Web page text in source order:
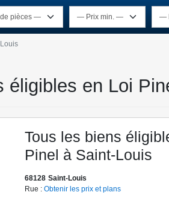
en Loi
Tous les biens
Pinel à Saint-Louis
68128 Saint-Louis
Rue : Obtenir les prix et plans